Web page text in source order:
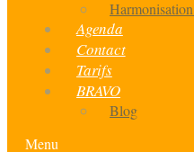
Agenda
Contact
Tarifs
BRAVO
Blog
Menu